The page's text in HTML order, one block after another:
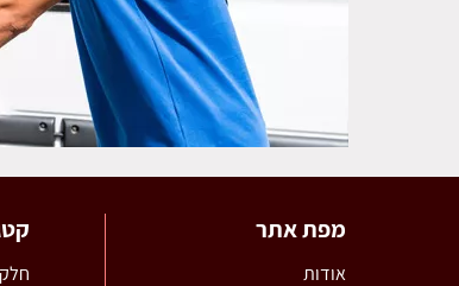
מפת אתר
אודות